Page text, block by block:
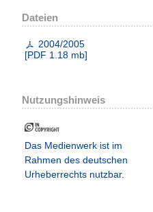
Dateien
2004/2005
[PDF 1.18 mb]
Nutzungshinweis
Das Medienwerk ist im
Rahmen des deutschen
Urheberrechts nutzbar.